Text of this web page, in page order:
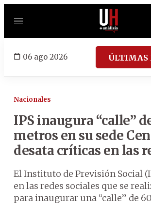
Menú
06 ago 2026 ÚLTIMAS
Nacionales
IPS inaugura “calle”
metros en su sede
desata críticas en las
El Instituto de Previsión Social
en las redes sociales que se
para inaugurar una “calle” de